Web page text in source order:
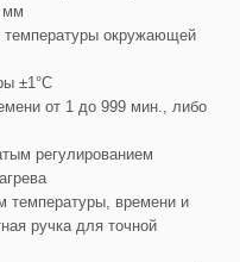
мм
окружающей
±1°С
от 1 до 999 мин., либо
регулированием
времени и
ручка для точной